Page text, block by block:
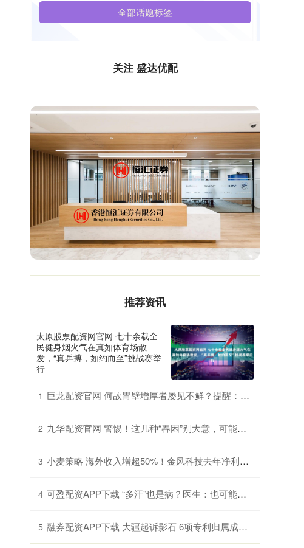
全部话题标签
关注 盛达优配
推荐资讯
太原股票配资网官网 七十余载全
民健身烟火气在真如体育场散
发，“真乒搏，如约而至”挑战赛举
行
1 巨龙配资官网 何故胃壁增厚者屡见不鲜？提醒：三餐中的过快进食习惯许是诱因
2 九华配资官网 警惕！这几种“春困”别大意，可能是过敏甚至中风前兆
3 小麦策略 海外收入增超50%！金风科技去年净利润增近五成至27亿元
4 可盈配资APP下载 “多汗”也是病？医生：也可能是交感神经过度兴奋所致
5 融券配资APP下载 大疆起诉影石 6项专利归属成案件焦点